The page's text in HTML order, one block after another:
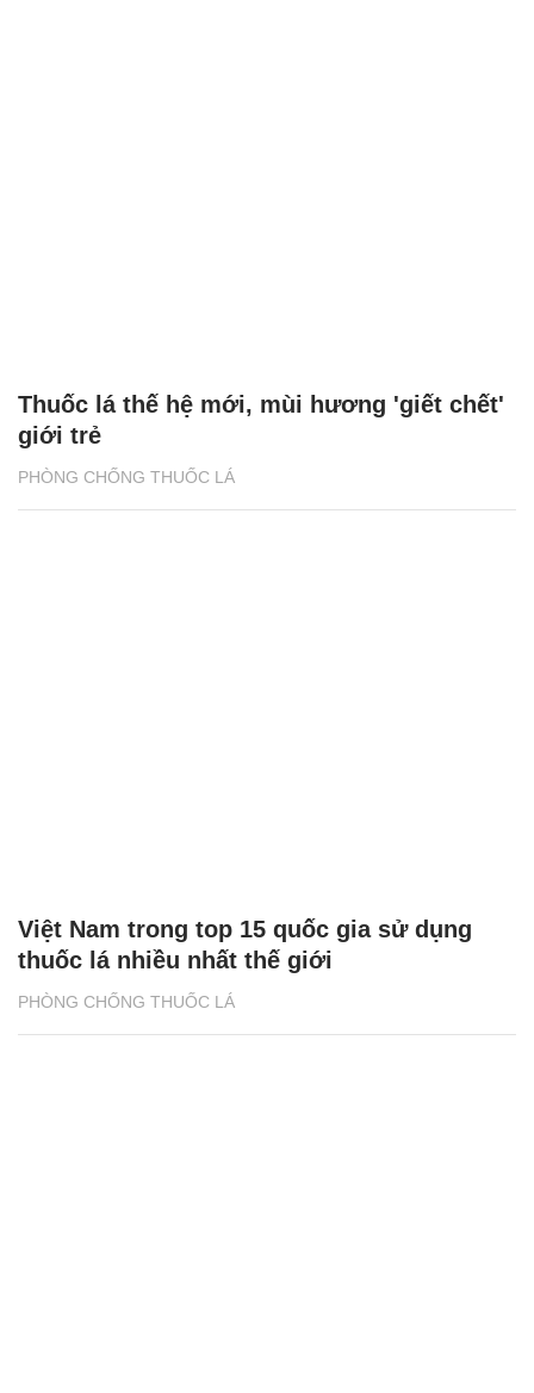
PHÒNG CHỐNG THUỐC LÁ
Thuốc lá thế hệ mới, mùi hương 'giết chết'
giới trẻ
PHÒNG CHỐNG THUỐC LÁ
Việt Nam trong top 15 quốc gia sử dụng
thuốc lá nhiều nhất thế giới